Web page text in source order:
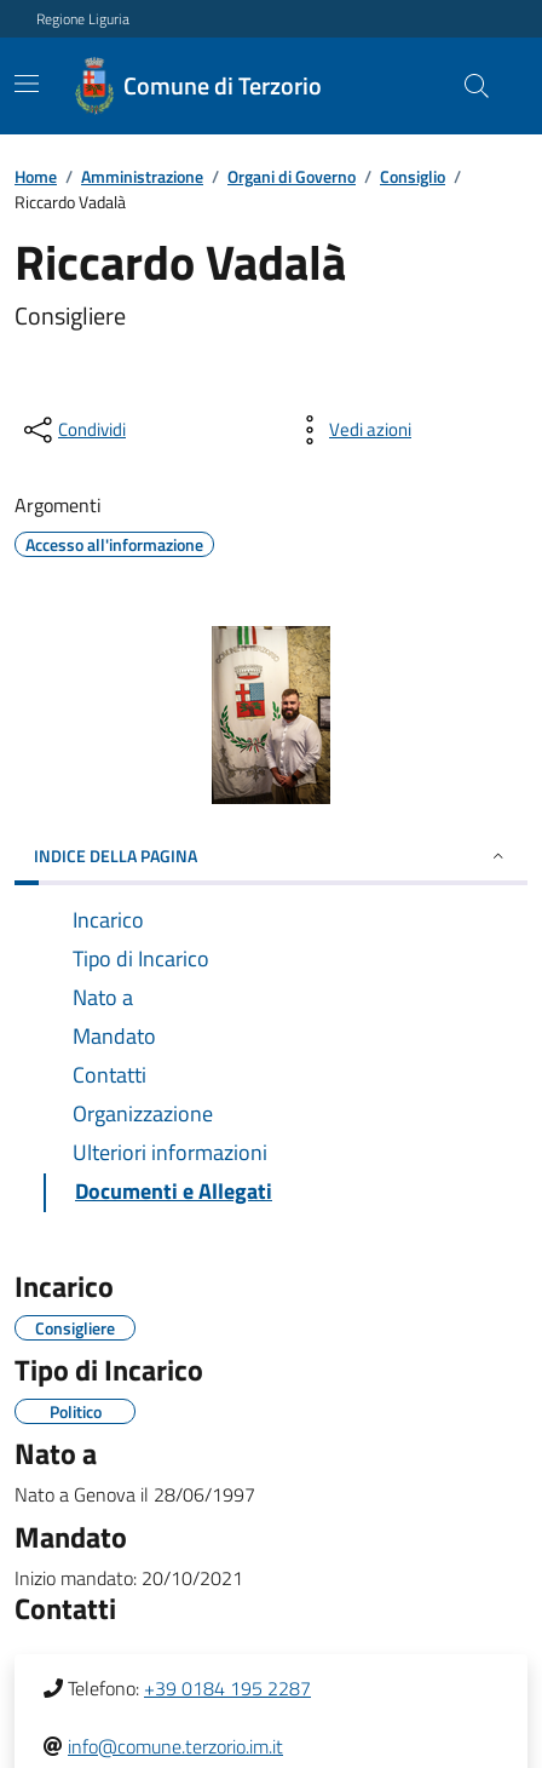
Regione Liguria
Comune di Terzorio
Home / Amministrazione / Organi di Governo / Consiglio /
Riccardo Vadalà
Riccardo Vadalà
Consigliere
Condividi Vedi azioni
Argomenti
Accesso all'informazione
INDICE DELLA PAGINA
Incarico
Tipo di Incarico
Nato a
Mandato
Contatti
Organizzazione
Ulteriori informazioni
Documenti e Allegati
Incarico
Consigliere
Tipo di Incarico
Politico
Nato a
Nato a Genova il 28/06/1997
Mandato
Inizio mandato: 20/10/2021
Contatti
Telefono: +39 0184 195 2287
info@comune.terzorio.im.it